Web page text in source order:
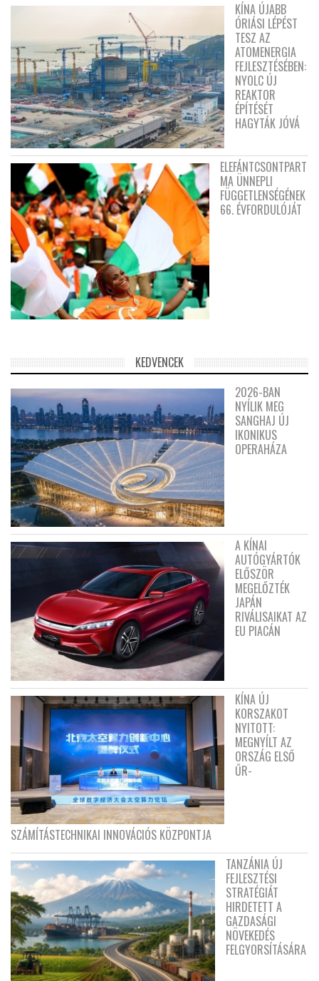
KÍNA ÚJABB
ÓRIÁSI LÉPÉST
TESZ AZ
ATOMENERGIA
FEJLESZTÉSÉBEN:
NYOLC ÚJ
REAKTOR
ÉPÍTÉSÉT
HAGYTÁK JÓVÁ
ELEFÁNTCSONTPART
MA ÜNNEPLI
FÜGGETLENSÉGÉNEK
66. ÉVFORDULÓJÁT
KEDVENCEK
2026-BAN
NYÍLIK MEG
SANGHAJ ÚJ
IKONIKUS
OPERAHÁZA
A KÍNAI
AUTÓGYÁRTÓK
ELŐSZÖR
MEGELŐZTÉK
JAPÁN
RIVÁLISAIKAT AZ
EU PIACÁN
KÍNA ÚJ
KORSZAKOT
NYITOTT:
MEGNYÍLT AZ
ORSZÁG ELSŐ
ŰR-
SZÁMÍTÁSTECHNIKAI INNOVÁCIÓS KÖZPONTJA
TANZÁNIA ÚJ
FEJLESZTÉSI
STRATÉGIÁT
HIRDETETT A
GAZDASÁGI
NÖVEKEDÉS
FELGYORSÍTÁSÁRA